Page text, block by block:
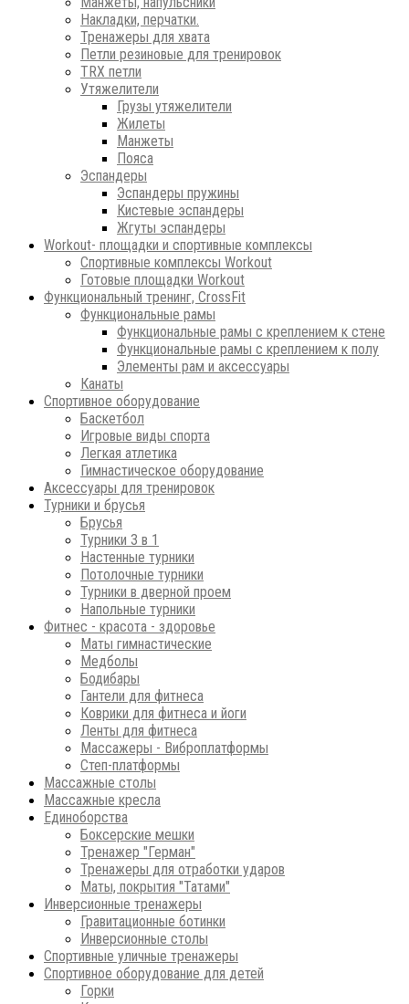
Накладки, перчатки.
Тренажеры для хвата
Петли резиновые для тренировок
ТRХ петли
Утяжелители
Грузы утяжелители
Жилеты
Манжеты
Пояса
Эспандеры
Эспандеры пружины
Кистевые эспандеры
Жгуты эспандеры
Workout- площадки и спортивные комплексы
Спортивные комплексы Workout
Готовые площадки Workout
Функциональный тренинг, CrossFit
Функциональные рамы
Функциональные рамы с креплением к стене
Функциональные рамы с креплением к полу
Элементы рам и аксессуары
Канаты
Спортивное оборудование
Баскетбол
Игровые виды спорта
Легкая атлетика
Гимнастическое оборудование
Аксессуары для тренировок
Турники и брусья
Брусья
Турники 3 в 1
Настенные турники
Потолочные турники
Турники в дверной проем
Напольные турники
Фитнес - красота - здоровье
Маты гимнастические
Медболы
Бодибары
Гантели для фитнеса
Коврики для фитнеса и йоги
Ленты для фитнеса
Массажеры - Виброплатформы
Степ-платформы
Массажные столы
Массажные кресла
Единоборства
Боксерские мешки
Тренажер "Герман"
Тренажеры для отработки ударов
Маты, покрытия "Татами"
Инверсионные тренажеры
Гравитационные ботинки
Инверсионные столы
Спортивные уличные тренажеры
Спортивное оборудование для детей
Горки